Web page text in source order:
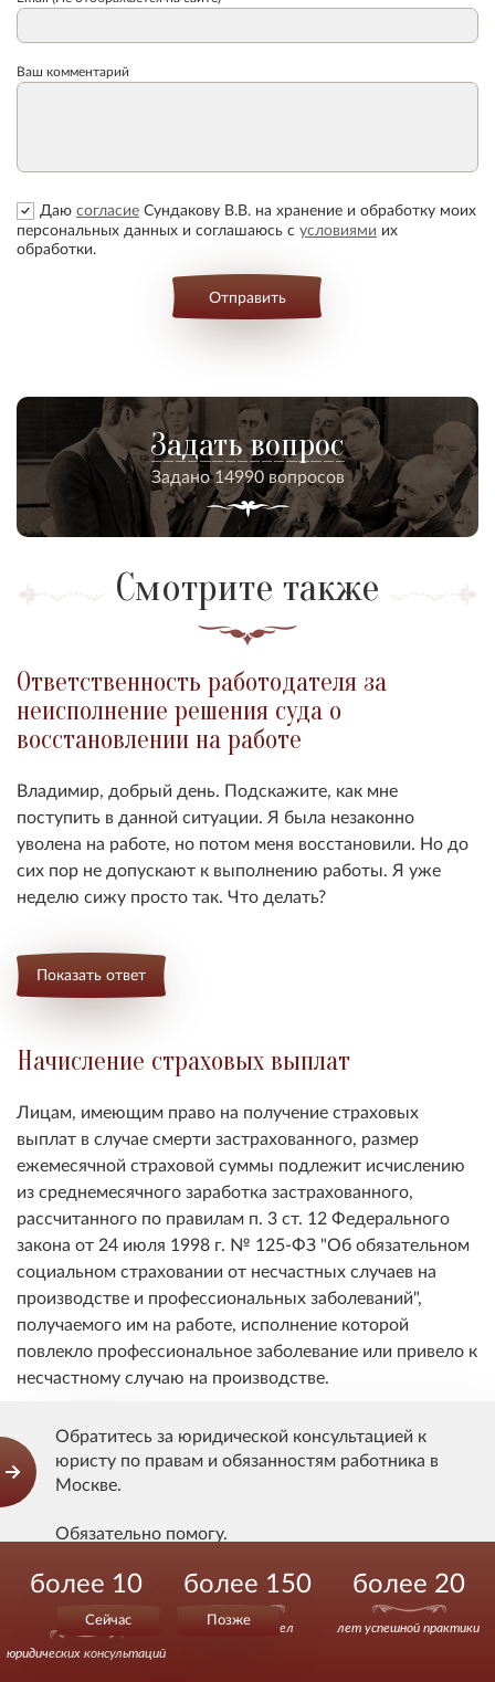
Ваш комментарий
Даю согласие Сундакову В.В. на хранение и обработку моих
персональных данных и соглашаюсь с условиями их
обработки.
Отправить
Задать вопрос
Задано 14990 вопросов
Смотрите также
Ответственность работодателя за
неисполнение решения суда о
восстановлении на работе
Владимир, добрый день. Подскажите, как мне
поступить в данной ситуации. Я была незаконно
уволена на работе, но потом меня восстановили. Но до
сих пор не допускают к выполнению работы. Я уже
неделю сижу просто так. Что делать?
Показать ответ
Начисление страховых выплат
Лицам, имеющим право на получение страховых
выплат в случае смерти застрахованного, размер
ежемесячной страховой суммы подлежит исчислению
из среднемесячного заработка застрахованного,
рассчитанного по правилам п. 3 ст. 12 Федерального
закона от 24 июля 1998 г. № 125-ФЗ "Об обязательном
социальном страховании от несчастных случаев на
производстве и профессиональных заболеваний",
получаемого им на работе, исполнение которой
повлекло профессиональное заболевание или привело к
несчастному случаю на производстве.
Показать ответ
Заставляют делать ремонт за свой счёт
Здравствуйте, Владимир. У меня два вопроса. 1)На
сколько провомочны действия директора школы ,
заставляющего учителя заведующего кабинетом
Обратитесь за юридической консультацией к
юристу по правам и обязанностям работника в
Москве.
Обязательно помогу.
Действуйте уверенно.
Сейчас Позже
более 10
000
юридических консультаций
более 150
выигранных дел
более 20
лет успешной практики